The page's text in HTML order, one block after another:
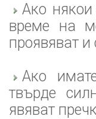
Ако
време на
проявяват и
Ако
твърде
явяват